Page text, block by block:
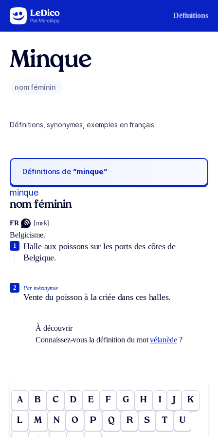
Aller au contenu Définitions
Minque
nom féminin
Définitions, synonymes, exemples en français
Définitions de “minque“
minque
nom féminin
FR [mɛ̃k]
Belgicisme.
Halle aux poissons sur les ports des côtes de
Belgique.
1
Par métonymie.
Vente du poisson à la criée dans ces halles.
2
À découvrir
Connaissez-vous la définition du motvélanède?
A B C D E F G H I J K
L M N O P Q R S T U